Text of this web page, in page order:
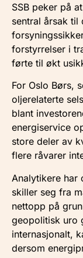
SSB peker på
sentral årsak til
forstyrrelser i
førte til økt
For Oslo Børs,
oljerelaterte
blant
energiservice
store deler av
flere råvarer
Analytikere har
skiller seg fra
nettopp på
geopolitisk uro
internasjonalt,
dersom